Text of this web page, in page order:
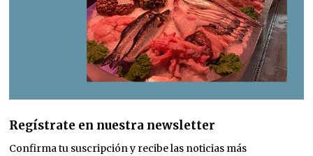
Regístrate en nuestra newsletter
Confirma tu suscripción y recibe las noticias más